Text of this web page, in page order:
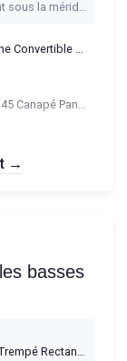
Coffre de rangement sous la méridienne assez spacieux pour couette, oreillers et plaids
→
basses
Table Basse en Verre Trempé Rectangulaire